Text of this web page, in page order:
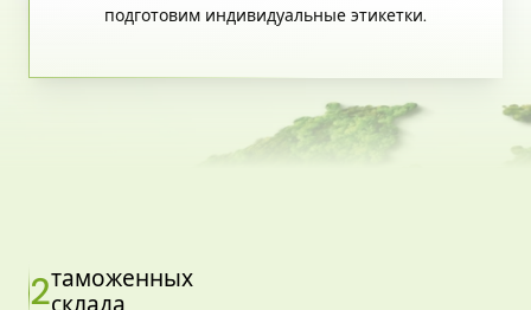
подготовим индивидуальные этикетки.
2таможенных